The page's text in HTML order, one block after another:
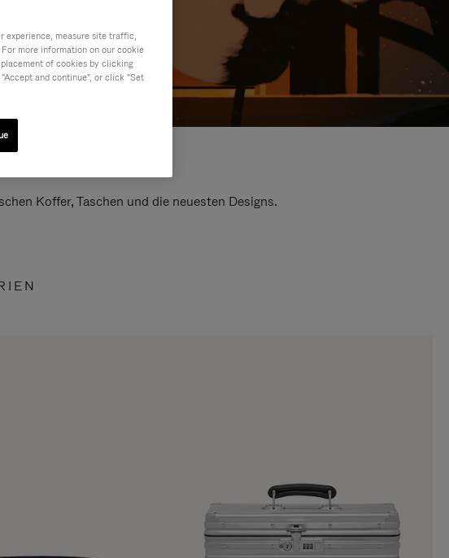
Koffer, Taschen und die neuesten Designs.
experience, measure site traffic,
more information on our cookie
of cookies by clicking
and continue", or click "Set